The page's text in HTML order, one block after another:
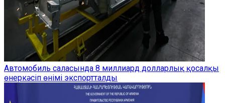
Автомобиль саласында 8 миллиард долларлық қосалқы
өнеркәсіп өнімі экспортталды